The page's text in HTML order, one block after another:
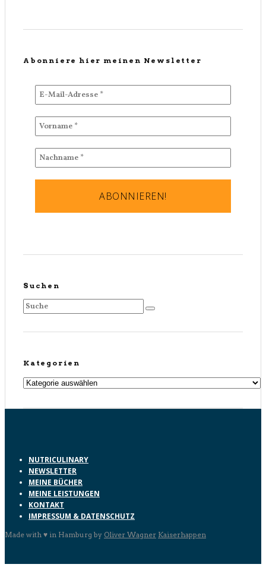
Abonniere hier meinen Newsletter
Suchen
Kategorien
Kategorien
NUTRICULINARY
NEWSLETTER
MEINE BÜCHER
MEINE LEISTUNGEN
KONTAKT
IMPRESSUM & DATENSCHUTZ
Made with ♥ in Hamburg by Oliver Wagner Kaiserhappen